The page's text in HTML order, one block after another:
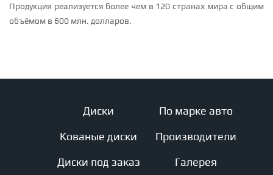
Продукция реализуется более чем в 120 странах мира с общим
объёмом в 600 млн. долларов.
Диски
Кованые диски
Диски под заказ
По марке авто
Производители
Галерея